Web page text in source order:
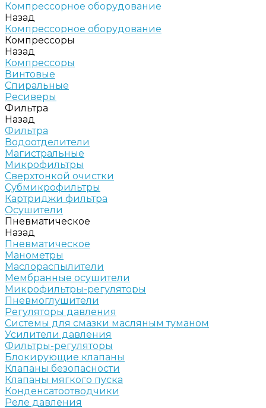
Компрессорное оборудование
Назад
Компрессорное оборудование
Компрессоры
Назад
Компрессоры
Винтовые
Спиральные
Ресиверы
Фильтра
Назад
Фильтра
Водоотделители
Магистральные
Микрофильтры
Сверхтонкой очистки
Субмикрофильтры
Картриджи фильтра
Осушители
Пневматическое
Назад
Пневматическое
Манометры
Маслораспылители
Мембранные осушители
Микрофильтры-регуляторы
Пневмоглушители
Регуляторы давления
Системы для смазки масляным туманом
Усилители давления
Фильтры-регуляторы
Блокирующие клапаны
Клапаны безопасности
Клапаны мягкого пуска
Конденсатоотводчики
Реле давления